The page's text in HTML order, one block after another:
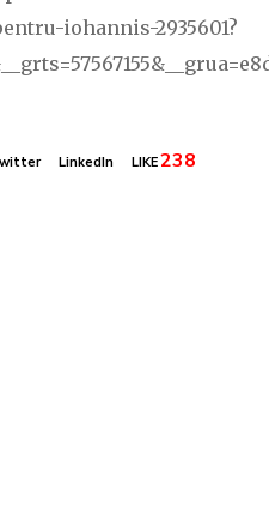
iohannis-2935601?
LinkedIn LIKE238